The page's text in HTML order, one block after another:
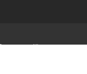
pour améliorer votre